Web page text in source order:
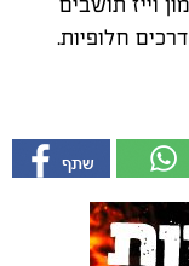
חלופיות.